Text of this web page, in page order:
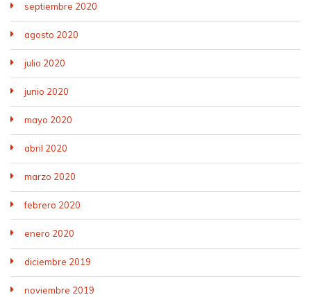
septiembre 2020
agosto 2020
julio 2020
junio 2020
mayo 2020
abril 2020
marzo 2020
febrero 2020
enero 2020
diciembre 2019
noviembre 2019